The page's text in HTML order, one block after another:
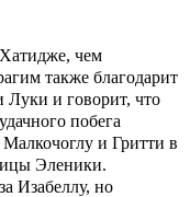
чем
также благодарит
Луки и говорит, что
побега
и Гритти в
Эленики.
Изабеллу, но